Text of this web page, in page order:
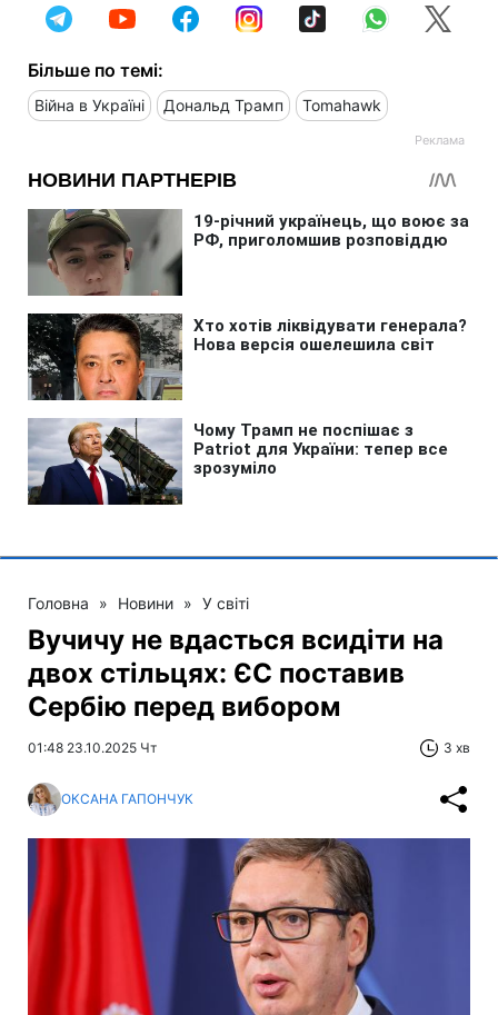
Більше по темі:
Війна в Україні Дональд Трамп Tomahawk
Головна » Новини » У світі
Вучичу не вдасться всидіти на
двох стільцях: ЄС поставив
Сербію перед вибором
01:48 23.10.2025 Чт 3 хв
ОКСАНА ГАПОНЧУК